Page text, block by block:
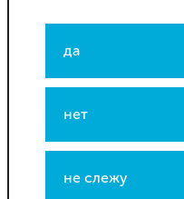
да
нет
не слежу